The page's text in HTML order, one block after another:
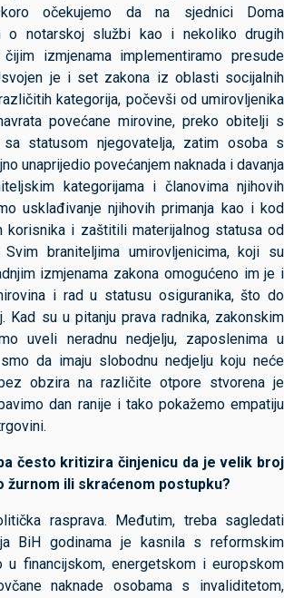
očekujemo da na sjednici Doma
o notarskoj službi kao i nekoliko drugih
izmjenama implementiramo presude
je i set zakona iz oblasti socijalnih
kategorija, počevši od umirovljenika
povećane mirovine, preko obitelji s
statusom njegovatelja, zatim osoba s
unaprijedio povećanjem naknada i davanja
kategorijama i članovima njihovih
usklađivanje njihovih primanja kao i kod
korisnika i zaštitili materijalnog statusa od
Svim braniteljima umirovljenicima, koji su
izmjenama zakona omogućeno im je i
i rad u statusu osiguranika, što do
Kad su u pitanju prava radnika, zakonskim
uveli neradnu nedjelju, zaposlenima u
da imaju slobodnu nedjelju koju neće
obzira na različite otpore stvorena je
dan ranije i tako pokažemo empatiju
često kritizira činjenicu da je velik broj
žurnom ili skraćenom postupku?
rasprava. Međutim, treba sagledati
BiH godinama je kasnila s reformskim
u financijskom, energetskom i europskom
naknade osobama s invaliditetom,